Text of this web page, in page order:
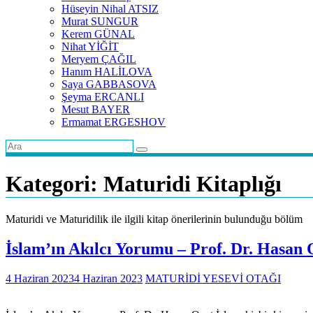
Hüseyin Nihal ATSIZ
Murat SUNGUR
Kerem GÜNAL
Nihat YİĞİT
Meryem ÇAĞIL
Hanım HALİLOVA
Saya GABBASOVA
Şeyma ERCANLI
Mesut BAYER
Ermamat ERGESHOV
Kategori: Maturidi Kitaplığı
Maturidi ve Maturidilik ile ilgili kitap önerilerinin bulunduğu bölüm
İslam’ın Akılcı Yorumu – Prof. Dr. Hasan
4 Haziran 20234 Haziran 2023 MATURİDİ YESEVİ OTAĞI